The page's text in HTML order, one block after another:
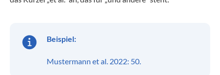
Beispiel:
Mustermann et al. 2022: 50.